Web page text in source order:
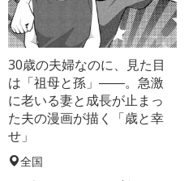
30歳の夫婦なのに、見た目
は「祖母と孫」――。急激
に老いる妻と成長が止まっ
た夫の漫画が描く「歳と幸
せ」
全国